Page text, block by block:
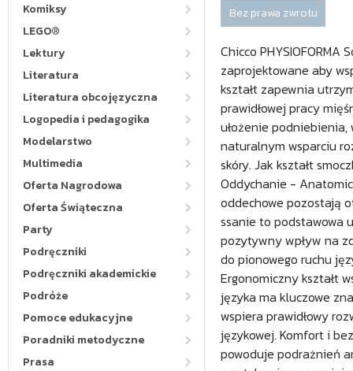
Komiksy
LEGO®
Lektury
Literatura
Literatura obcojęzyczna
Logopedia i pedagogika
Modelarstwo
Multimedia
Oferta Nagrodowa
Oferta Świąteczna
Party
Podręczniki
Podręczniki akademickie
Podróże
Pomoce edukacyjne
Poradniki metodyczne
Prasa
Bez prawa zwrotu
Chicco PHYSIOFORMA
zaprojektowane aby
kształt zapewnia
prawidłowej pracy
ułożenie
naturalnym wsparciu
skóry. Jak kształt
Oddychanie -
oddechowe pozostają
ssanie to podstawowa
pozytywny wpływ na
do pionowego ruchu
Ergonomiczny kształt
języka ma kluczowe
wspiera prawidłowy
językowej. Komfort i
powoduje podrażnień